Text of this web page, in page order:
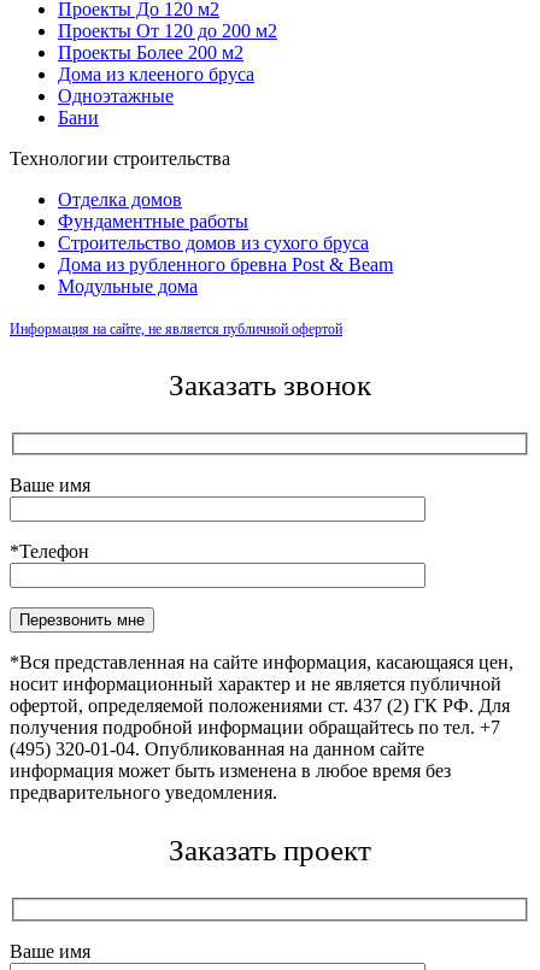
Проекты До 120 м2
Проекты От 120 до 200 м2
Проекты Более 200 м2
Дома из клееного бруса
Одноэтажные
Бани
Технологии строительства
Отделка домов
Фундаментные работы
Строительство домов из сухого бруса
Дома из рубленного бревна Post & Beam
Модульные дома
Информация на сайте, не является публичной офертой
Заказать звонок
Ваше имя
*Телефон
Оставьте это поле пустым.
*Вся представленная на сайте информация, касающаяся цен,
носит информационный характер и не является публичной
офертой, определяемой положениями ст. 437 (2) ГК РФ. Для
получения подробной информации обращайтесь по тел. +7
(495) 320-01-04. Опубликованная на данном сайте
информация может быть изменена в любое время без
предварительного уведомления.
Заказать проект
Ваше имя